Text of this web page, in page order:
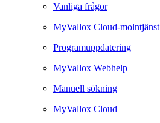
Vanliga frågor
MyVallox Cloud-molntjänst
Programuppdatering
MyVallox Webhelp
Manuell sökning
MyVallox Cloud